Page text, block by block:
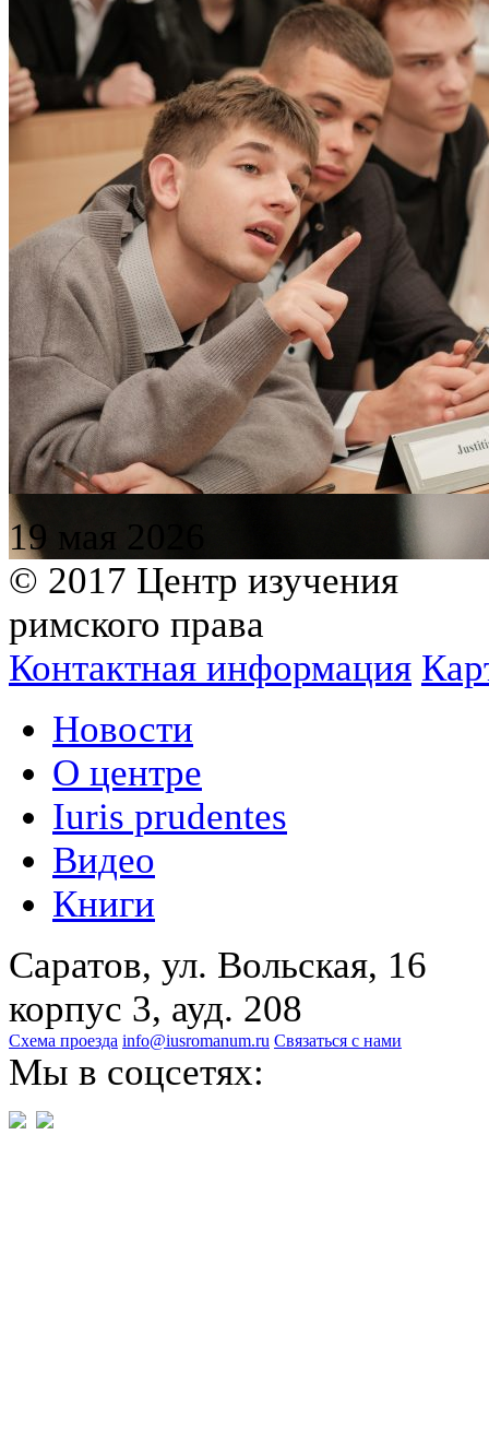
19 мая 2026
© 2017 Центр изучения
римского права
Контактная информация
Новости
О центре
Iuris prudentes
Видео
Книги
Саратов, ул. Вольская, 16
корпус 3, ауд. 208
Схема проезда info@iusromanum.ru Связаться с нами
Мы в соцсетях: